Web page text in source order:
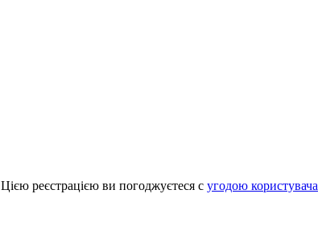
Цією реєстрацією ви погоджуєтеся c угодою користувача